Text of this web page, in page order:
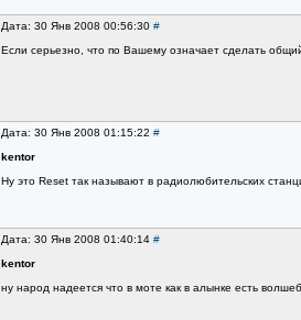
Дата: 30 Янв 2008 00:56:30 #
Если серьезно, что по Вашему означает сделать
Дата: 30 Янв 2008 01:15:22 #
kentor
Ну это Reset так называют в радиолюбительских
Дата: 30 Янв 2008 01:40:14 #
kentor
ну народ надеется что в моте как в алынке есть